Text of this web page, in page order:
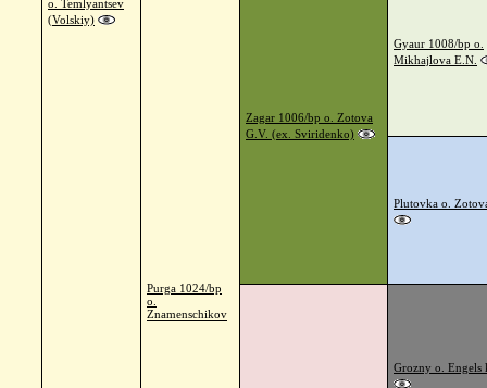
o. Temlyantsev
(Volskiy)
Purga 1024/bp
o.
Znamenschikov
Zagar 1006/bp o. Zotova
G.V. (ex. Sviridenko)
Gyaur 1008/bp o.
Mikhajlova E.N.
Plutovka o.
Grozny o. Engels